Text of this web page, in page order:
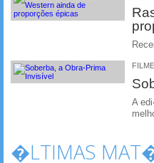
A
�LTIMAS